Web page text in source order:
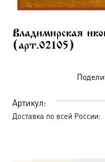
Владимирская
(арт.02105)
Артикул:
Доставка по всей России: